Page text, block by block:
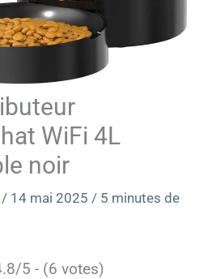
WiFi 4L
noir
/ 14 mai 2025 / 5 minutes de
5 - (6 votes)